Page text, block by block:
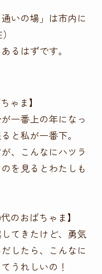
いの場」は市内に
るはずです。
ゃま】
一番上の年になっ
と私が一番下。
、こんなにハツラ
を見るとわたしも
のおばちゃま】
てきたけど、勇気
したら、こんなに
うれしいの！